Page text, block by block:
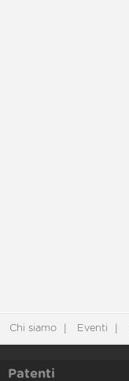
Chi siamo Eventi
Patenti